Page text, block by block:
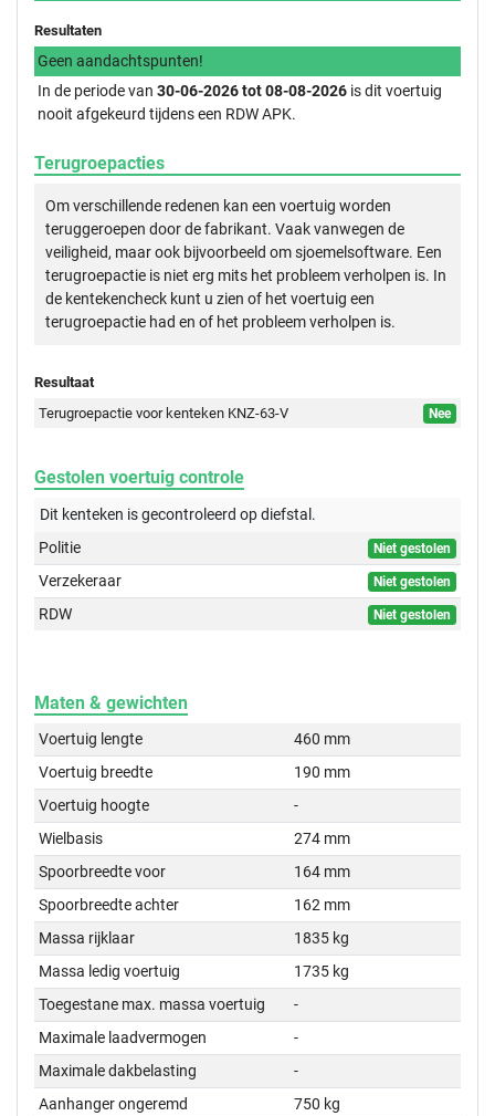
Resultaten
Geen aandachtspunten!
In de periode van 30-06-2026 tot 08-08-2026 is dit voertuig
nooit afgekeurd tijdens een RDW APK.
Terugroepacties
Om verschillende redenen kan een voertuig worden
teruggeroepen door de fabrikant. Vaak vanwegen de
veiligheid, maar ook bijvoorbeeld om sjoemelsoftware. Een
terugroepactie is niet erg mits het probleem verholpen is. In
de kentekencheck kunt u zien of het voertuig een
terugroepactie had en of het probleem verholpen is.
Resultaat
Terugroepactie voor kenteken KNZ-63-V
Nee
Gestolen voertuig controle
Dit kenteken is gecontroleerd opdiefstal.
Politie
Niet gestolen
Verzekeraar Niet gestolen
RDW Niet gestolen
Maten & gewichten
Voertuig lengte
460 mm
Voertuig breedte
190 mm
Voertuig hoogte
-
Wielbasis
274 mm
Spoorbreedte voor
164 mm
Spoorbreedte achter
162 mm
Massa rijklaar
1835 kg
Massa ledig voertuig
1735 kg
Toegestane max. massa voertuig
-
Maximale laadvermogen
-
Maximale dakbelasting
-
Aanhanger ongeremd
750 kg